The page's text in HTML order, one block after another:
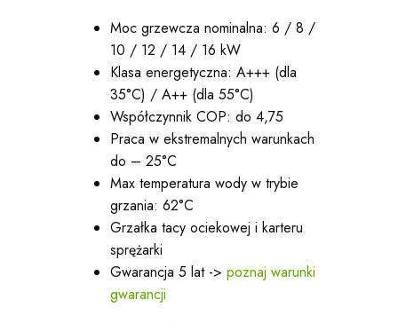
Moc grzewcza nominalna: 6 / 8 /
10 / 12 / 14 / 16 kW
Klasa energetyczna: A+++ (dla
35°C) / A++ (dla 55°C)
Współczynnik COP: do 4,75
Praca w ekstremalnych warunkach
do – 25°C
Max temperatura wody w trybie
grzania: 62°C
Grzałka tacy ociekowej i karteru
sprężarki
Gwarancja 5 lat -> poznaj warunki
gwarancji